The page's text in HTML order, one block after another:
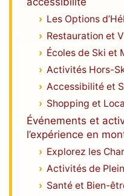
Les Options
Restauration et
Écoles de Ski et
Activités Hors-
Accessibilité et
Shopping et
Événements et
l’expérience en
Explorez les
Activités de
Santé et Bien-